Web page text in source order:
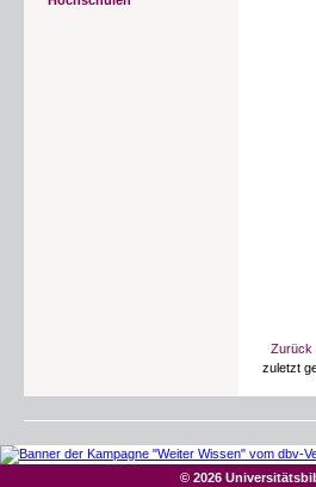
Zurück
zuletzt
© 2026